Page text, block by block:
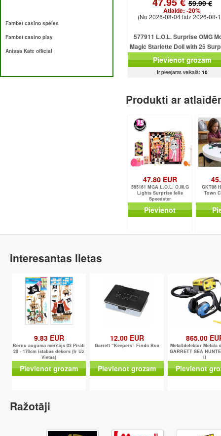
Fambet casino spēles
Fambet casino play
Anissa Kate official
59.99 €
Atlaide: -20%
(No 2026-08-04 līdz 2026-08-
577911 L.O.L. Surprise OMG
Magic Starlette Doll with 25
MGA
Pievienot grozam
Ir pieejams veikalā: 10
Produkti ar
47.80 EUR
565161 MGA L.O.L. O.M.G
Lights Surprise lelle
Speedster
Pievienot
GKT86
Town
Interesantas lietas
9.83 EUR
Bērnu auguma mērītājs 03 Pirāti
20 - 170cm istabas dekors (Ir Uz
Vietas)
Pievienot grozam
12.00 EUR
Garrett “Keepers” Finds Box
Pievienot grozam
865.00
Metalldetektor Metāla
GARRETT SEA
II
Pievienot
Ražotāji